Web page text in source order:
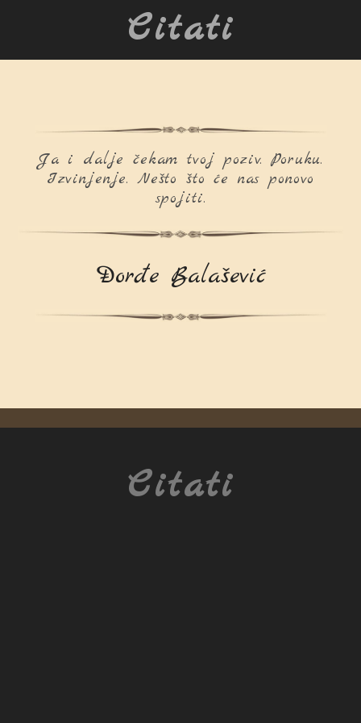
Citati
Ja i dalje čekam tvoj poziv. Poruku.
Izvinjenje. Nešto što će nas ponovo
spojiti.
Đorđe Balašević
Citati